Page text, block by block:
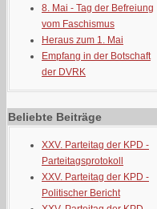
8. Mai - Tag der Befreiung
vom Faschismus
Heraus zum 1. Mai
Empfang in der Botschaft
der DVRK
Beliebte Beiträge
XXV. Parteitag der KPD -
Parteitagsprotokoll
XXV. Parteitag der KPD -
Politischer Bericht